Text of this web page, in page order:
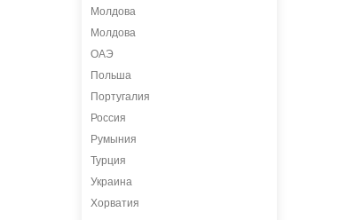
Молдова
Молдова
ОАЭ
Польша
Португалия
Россия
Румыния
Турция
Украина
Хорватия